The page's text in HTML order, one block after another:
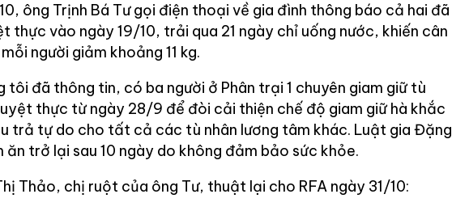
ông Trịnh Bá Tư gọi điện thoại về gia đình thông báo cả hai đã
thực vào ngày 19/10, trải qua 21 ngày chỉ uống nước, khiến cân
người giảm khoảng 11 kg.
tôi đã thông tin, có ba người ở Phân trại 1 chuyên giam giữ tù
thực từ ngày 28/9 để đòi cải thiện chế độ giam giữ hà khắc
trả tự do cho tất cả các tù nhân lương tâm khác. Luật gia Đặng
ăn trở lại sau 10 ngày do không đảm bảo sức khỏe.
Thảo, chị ruột của ông Tư, thuật lại cho RFA ngày 31/10: